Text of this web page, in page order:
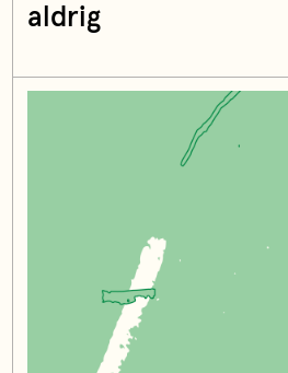
aldrig